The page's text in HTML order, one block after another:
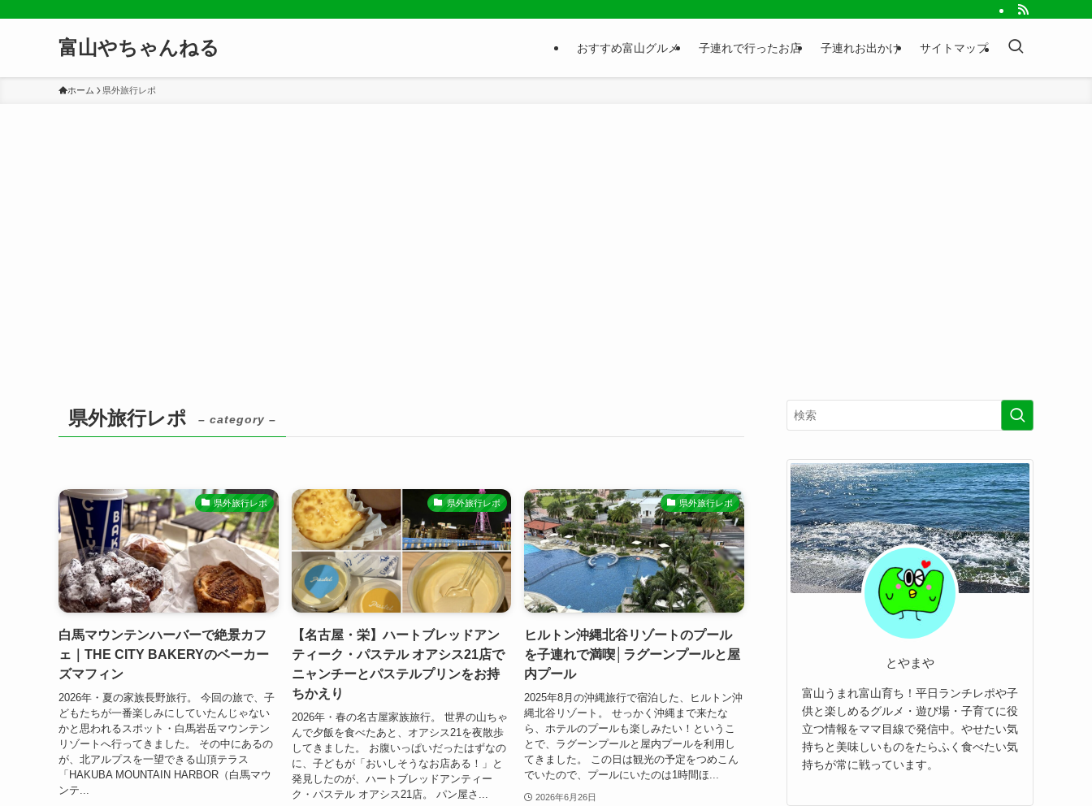
富山やちゃんねる おすすめ富山グルメ 子連れで行ったお店 子連れお出かけ サイトマップ
ホーム 県外旅行レポ
県外旅行レポ – category –
県外旅行レポ
白馬マウンテンハーバーで絶景カフ
ェ｜THE CITY BAKERYのベーカー
ズマフィン
2026年・夏の家族長野旅行。 今回の旅で、子
どもたちが一番楽しみにしていたんじゃない
かと思われるスポット・白馬岩岳マウンテン
リゾートへ行ってきました。 その中にあるの
が、北アルプスを一望できる山頂テラス
「HAKUBA MOUNTAIN HARBOR（白馬マウ
ンテ...
県外旅行レポ
【名古屋・栄】ハートブレッドアン
ティーク・パステル オアシス21店で
ニャンチーとパステルプリンをお持
ちかえり
2026年・春の名古屋家族旅行。 世界の山ちゃ
んで夕飯を食べたあと、オアシス21を夜散歩
してきました。 お腹いっぱいだったはずなの
に、子どもが「おいしそうなお店ある！」と
発見したのが、ハートブレッドアンティー
ク・パステル オアシス21店。 パン屋さ...
県外旅行レポ
ヒルトン沖縄北谷リゾートのプール
を子連れで満喫│ラグーンプールと屋
内プール
2025年8月の沖縄旅行で宿泊した、ヒルトン沖
縄北谷リゾート。 せっかく沖縄まで来たな
ら、ホテルのプールも楽しみたい！というこ
とで、ラグーンプールと屋内プールを利用し
てきました。 この日は観光の予定をつめこん
でいたので、プールにいたのは1時間ほ...
2026年6月26日
とやまや
富山うまれ富山育ち！平日ランチレポや子
供と楽しめるグルメ・遊び場・子育てに役
立つ情報をママ目線で発信中。やせたい気
持ちと美味しいものをたらふく食べたい気
持ちが常に戦っています。